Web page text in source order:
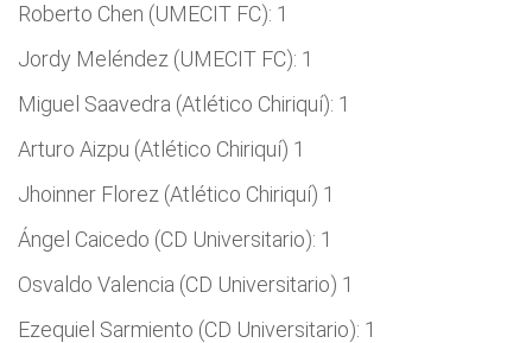
Roberto Chen (UMECIT FC): 1
Jordy Meléndez (UMECIT FC): 1
Miguel Saavedra (Atlético Chiriquí): 1
Arturo Aizpu (Atlético Chiriquí) 1
Jhoinner Florez (Atlético Chiriquí) 1
Ángel Caicedo (CD Universitario): 1
Osvaldo Valencia (CD Universitario) 1
Ezequiel Sarmiento (CD Universitario): 1